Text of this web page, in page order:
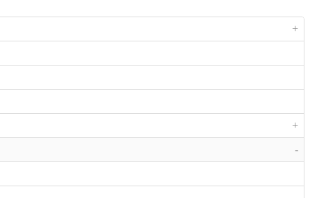
+
+
-